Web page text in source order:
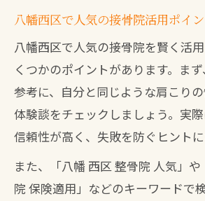
八幡西区で人気の接骨院活用ポイ
八幡西区で人気の接骨院を賢く活
くつかのポイントがあります。ま
参考に、自分と同じような肩こり
体験談をチェックしましょう。実
信頼性が高く、失敗を防ぐヒントに
また、「八幡 西区 整骨院 人気」
院 保険適用」などのキーワードで